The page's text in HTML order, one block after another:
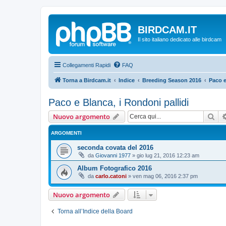
BIRDCAM.IT
Il sito italiano dedicato alle birdcam
Collegamenti Rapidi FAQ
Torna a Birdcam.it Indice Breeding Season 2016 Paco
Paco e Blanca, i Rondoni pallidi
Nuovo argomento
ARGOMENTI
seconda covata del 2016
da Giovanni 1977 » gio lug 21, 2016 12:23 am
Album Fotografico 2016
da carlo.catoni » ven mag 06, 2016 2:37 pm
Nuovo argomento
Torna all’Indice della Board